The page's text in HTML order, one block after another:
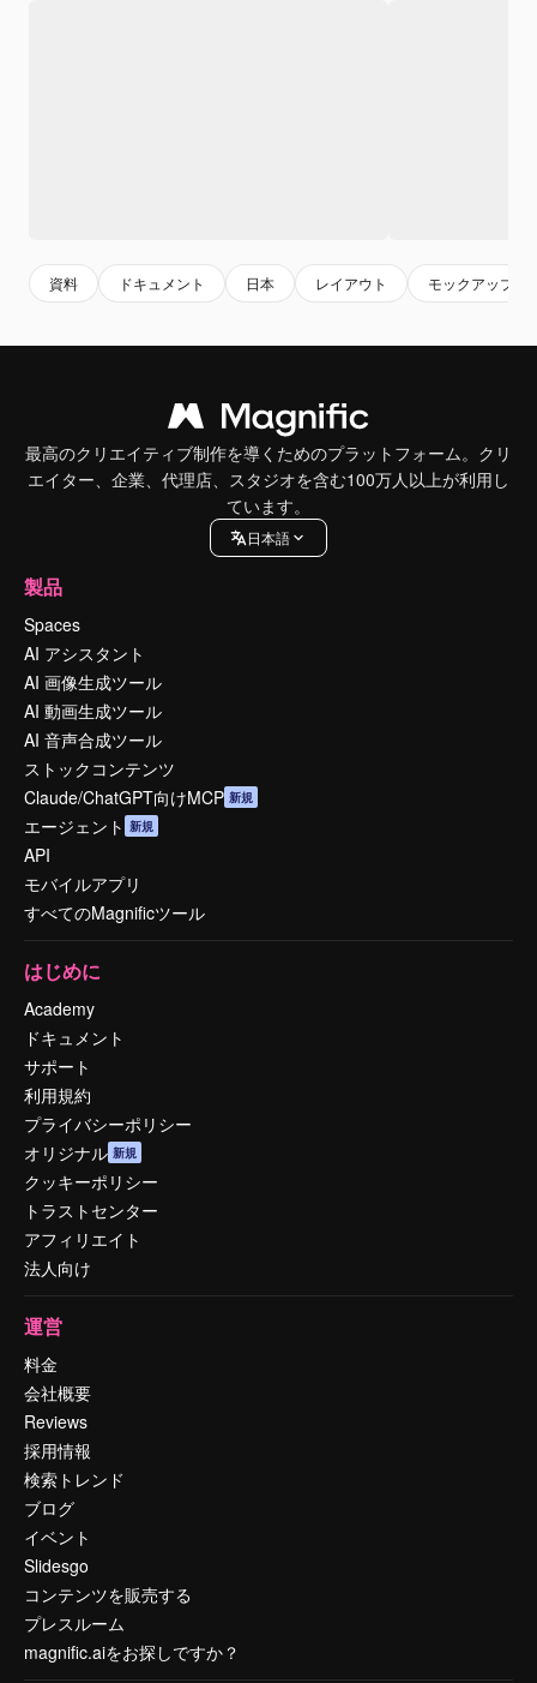
資料 ドキュメント 日本 レイアウト モックアップ
最高のクリエイティブ制作を導くためのプラットフォーム。クリ
エイター、企業、代理店、スタジオを含む100万人以上が利用し
ています。
日本語
製品
Spaces
AI アシスタント
AI 画像生成ツール
AI 動画生成ツール
AI 音声合成ツール
ストックコンテンツ
Claude/ChatGPT向けMCP 新規
エージェント 新規
API
モバイルアプリ
すべてのMagnificツール
はじめに
Academy
ドキュメント
サポート
利用規約
プライバシーポリシー
オリジナル 新規
クッキーポリシー
トラストセンター
アフィリエイト
法人向け
運営
料金
会社概要
Reviews
採用情報
検索トレンド
ブログ
イベント
Slidesgo
コンテンツを販売する
プレスルーム
magnific.aiをお探しですか？